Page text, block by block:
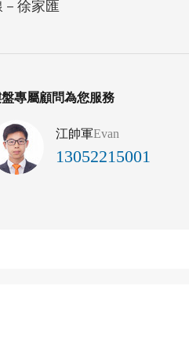
－徐家匯
專屬顧問為您服務
江帥軍Evan
13052215001